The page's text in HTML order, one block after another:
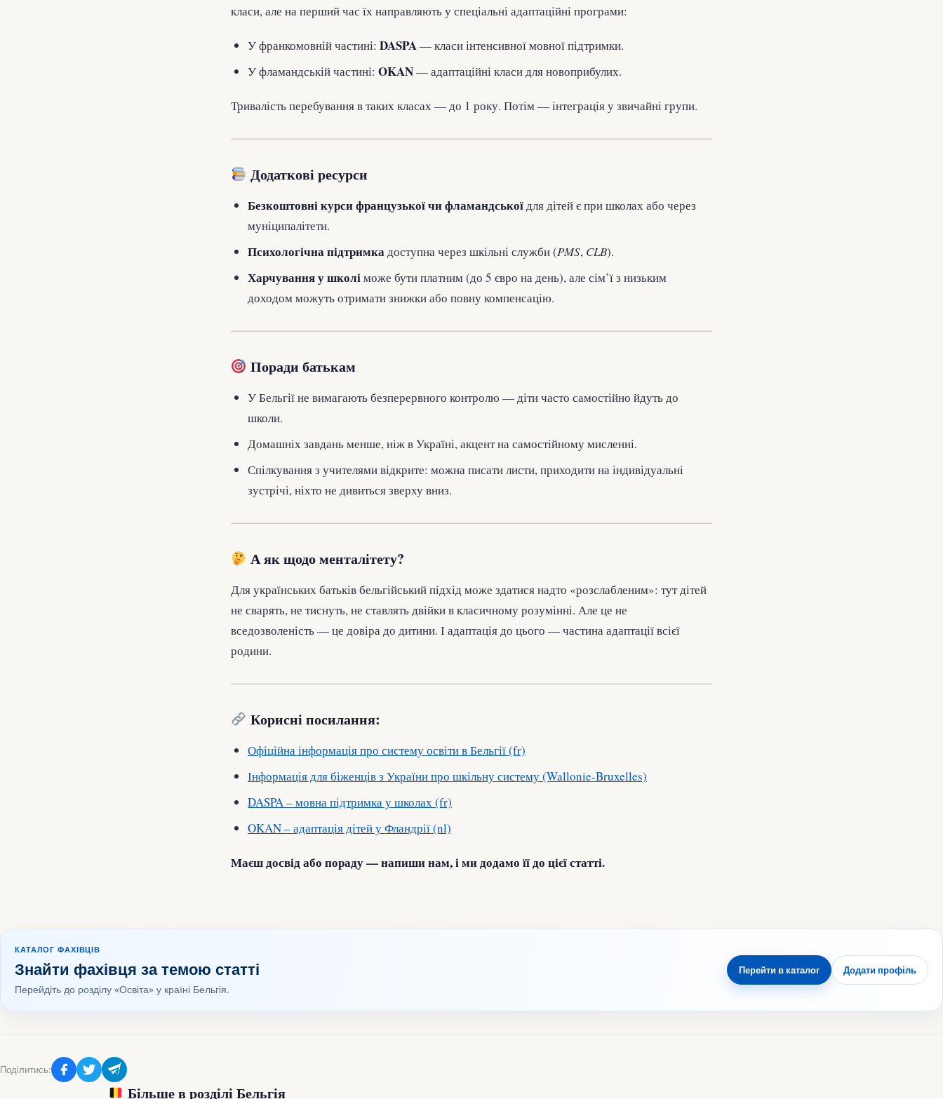
класи, але на перший час їх направляють у спеціальні адаптаційні програми:
У франкомовній частині: DASPA— класи інтенсивної мовної підтримки.
У фламандській частині: OKAN— адаптаційні класи для новоприбулих.
Тривалість перебування в таких класах — до 1 року. Потім — інтеграція у звичайні групи.
Додаткові ресурси
Безкоштовні курси французької чи фламандськоїдля дітей є при школах або через
муніципалітети.
Психологічна підтримкадоступна через шкільні служби (PMS, CLB).
Харчування у школіможе бути платним (до 5 євро на день), але сім’ї з низьким
доходом можуть отримати знижки або повну компенсацію.
Поради батькам
У Бельгії не вимагають безперервного контролю — діти часто самостійно йдуть до
школи.
Домашніх завдань менше, ніж в Україні, акцент на самостійному мисленні.
Спілкування з учителями відкрите: можна писати листи, приходити на індивідуальні
зустрічі, ніхто не дивиться зверху вниз.
А як щодо менталітету?
Для українських батьків бельгійський підхід може здатися надто «розслабленим»: тут дітей
не сварять, не тиснуть, не ставлять двійки в класичному розумінні. Але це не
вседозволеність — це довіра до дитини. І адаптація до цього — частина адаптації всієї
родини.
Корисні посилання:
Офіційна інформація про систему освіти в Бельгії (fr)
Інформація для біженців з України про шкільну систему (Wallonie-Bruxelles)
DASPA – мовна підтримка у школах (fr)
OKAN – адаптація дітей у Фландрії (nl)
Маєш досвід або пораду — напиши нам, і ми додамо її до цієї статті.
КАТАЛОГ ФАХІВЦІВ
Знайти фахівця за темою статті
Перейдіть до розділу «Освіта» у країні Бельгія.
Перейти в каталог Додати профіль
Поділитись:
Більше в розділі Бельгія